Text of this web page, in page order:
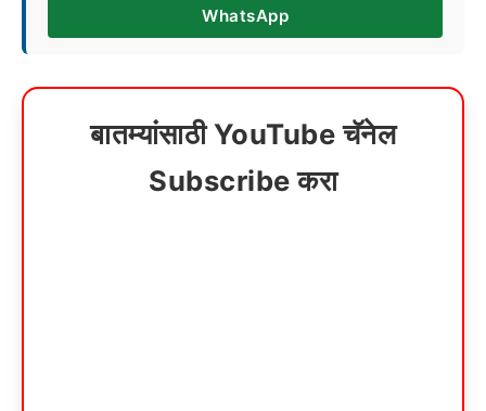
WhatsApp
बातम्यांसाठी YouTube चॅनेल
Subscribe करा